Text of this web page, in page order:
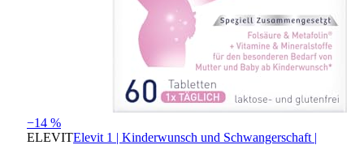
−14 %
ELEVITElevit 1 | Kinderwunsch und Schwangerschaft |